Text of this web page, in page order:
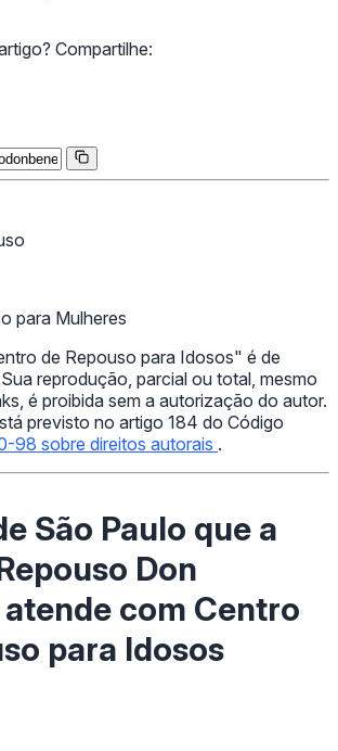
Compartilhe:
para Mulheres
de Repouso para Idosos" é de
reprodução, parcial ou total, mesmo
é proibida sem a autorização do autor.
previsto no artigo 184 do Código
98 sobre direitos autorais .
São Paulo que a
Don
com Centro
para Idosos